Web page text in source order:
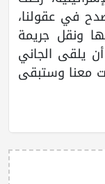
في عقولنا،
ونقل جريمة
يلقى الجاني
معنا وستبقى